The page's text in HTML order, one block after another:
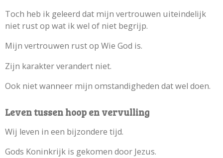
Toch heb ik geleerd dat mijn vertrouwen uiteindelijk
niet rust op wat ik wel of niet begrijp.
Mijn vertrouwen rust op Wie God is.
Zijn karakter verandert niet.
Ook niet wanneer mijn omstandigheden dat wel doen.
Leven tussen hoop en vervulling
Wij leven in een bijzondere tijd.
Gods Koninkrijk is gekomen door Jezus.